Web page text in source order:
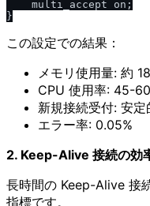
    multi_accept on;
この設定での結果：
メモリ使用量: 約
CPU 使用率: 45-
新規接続受付: 安定
エラー率: 0.05%
2. Keep-Alive 接続の効
長時間の Keep-Alive 接
指標です。